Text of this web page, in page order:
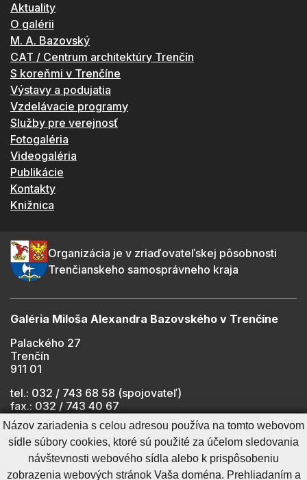
Aktuality
O galérii
M. A. Bazovský
CAT / Centrum architektúry Trenčín
S koreňmi v Trenčíne
Výstavy a podujatia
Vzdelávacie programy
Služby pre verejnosť
Fotogaléria
Videogaléria
Publikácie
Kontakty
Knižnica
Organizácia je v zriaďovateľskej pôsobnosti
Trenčianskeho samosprávneho kraja
Galéria Miloša Alexandra Bazovského v Trenčíne
Palackého 27
Trenčín
911 01
tel.: 032 / 743 68 58 (spojovateľ)
fax.: 032 / 743 40 67
e-mail:
info@gmab.sk
Cookies nastavenie
Ochrana osobných údajov
Cookies - viac informácií
Vyhlásenie o prístupnosti
Názov zariadenia s celou adresou používa na tomto webovom
sídle súbory cookies, ktoré sú použité za účelom sledovania
návštevnosti webového sídla alebo k prispôsobeniu
zobrazenia webových stránok Vaša doména. Prehliadaním a